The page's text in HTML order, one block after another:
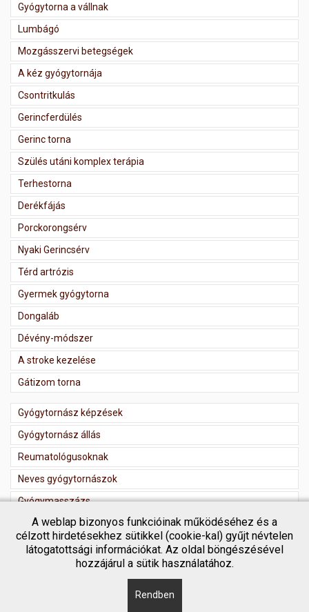
Gyógytorna a vállnak
Lumbágó
Mozgásszervi betegségek
A kéz gyógytornája
Csontritkulás
Gerincferdülés
Gerinc torna
Szülés utáni komplex terápia
Terhestorna
Derékfájás
Porckorongsérv
Nyaki Gerincsérv
Térd artrózis
Gyermek gyógytorna
Dongaláb
Dévény-módszer
A stroke kezelése
Gátizom torna
Gyógytornász képzések
Gyógytornász állás
Reumatológusoknak
Neves gyógytornászok
Gyógymasszázs
Masszőr regisztráció
A weblap bizonyos funkcióinak működéséhez és a
célzott hirdetésekhez sütikkel (cookie-kal) gyűjt névtelen
látogatottsági információkat. Az oldal böngészésével
hozzájárul a sütik használatához.
Rendben